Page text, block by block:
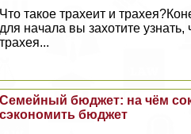
Что такое трахеит и
для начала вы захотите узнать,
трахея...
Семейный бюджет: на чём
сэкономить бюджет